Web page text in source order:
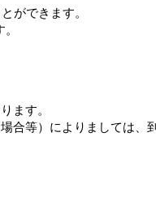
ができます。
ます。
合等）によりましては、